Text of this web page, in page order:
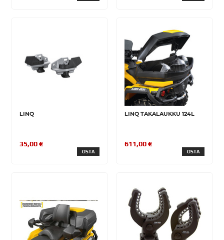
LINQ
35,00 €
OSTA
LINQ TAKALAUKKU 124L
611,00 €
OSTA